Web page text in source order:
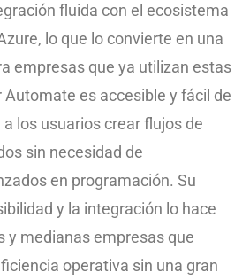
fluida con el ecosistema
lo que lo convierte en una
empresas que ya utilizan estas
es accesible y fácil de
los usuarios crear flujos de
sin necesidad de
en programación. Su
y la integración lo hace
y medianas empresas que
operativa sin una gran